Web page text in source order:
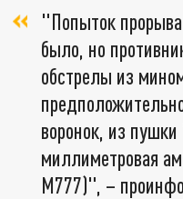
"Попыток
было, но
обстрелы из
воронок, из
миллиметровая
М777)", –